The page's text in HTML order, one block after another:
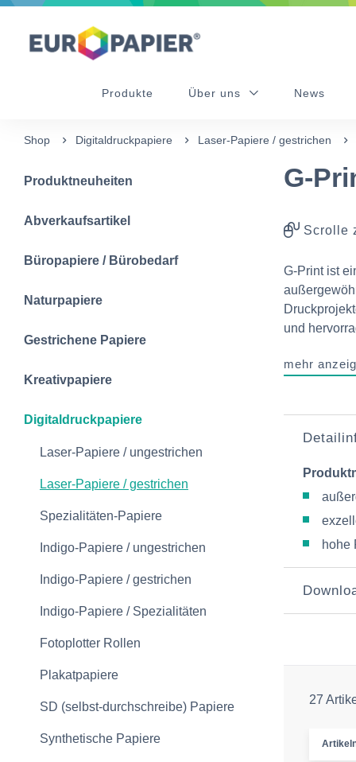
Table Of Content
Diese Produkte könnten Sie auch interessieren
Produkte Über uns News
Shop Digitaldruckpapiere Laser-Papiere / gestrichen
Produktneuheiten
Abverkaufsartikel
Büropapiere / Bürobedarf
Naturpapiere
Gestrichene Papiere
Kreativpapiere
Digitaldruckpapiere
Laser-Papiere / ungestrichen
Laser-Papiere / gestrichen
Spezialitäten-Papiere
Indigo-Papiere / ungestrichen
Indigo-Papiere / gestrichen
Indigo-Papiere / Spezialitäten
Fotoplotter Rollen
Plakatpapiere
SD (selbst-durchschreibe) Papiere
Synthetische Papiere
G-
Scrolle
G-Print ist
und
mehr
hohe
27